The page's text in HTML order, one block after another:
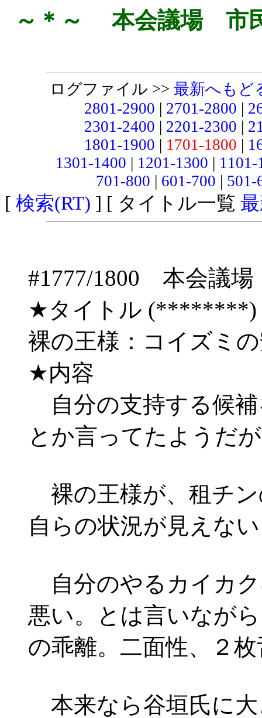
～＊～ 本会議場 市
ログファイル >> 最新へもど
2801-2900 | 2701-2800 |
2301-2400 | 2201-2300 |
1801-1900 | 1701-1800 |
1301-1400 | 1201-1300 |
701-800 | 601-700 |
[ 検索(RT) ] [ タイトル一覧
#1777/1800 本会議
★タイトル (********)
裸の王様：コイズミ
★内容
自分の支持する候補
とか言ってたようだ
裸の王様が、租チン
自らの状況が見えな
自分のやるカイカク
悪い。とは言いなが
の乖離。二面性、２
本来なら谷垣氏に大